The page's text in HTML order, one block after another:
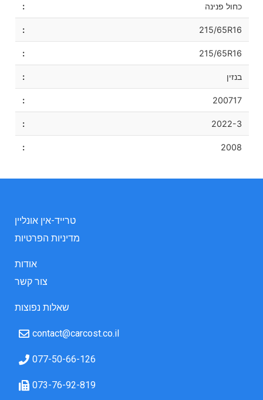
כחול פנינה
215/65R16
215/65R16
בנזין
200717
2022-3
2008
טרייד-אין אונליין
מדיניות הפרטיות
אודות
צור קשר
שאלות נפוצות
contact@carcost.co.il
077-50-66-126
073-76-92-819